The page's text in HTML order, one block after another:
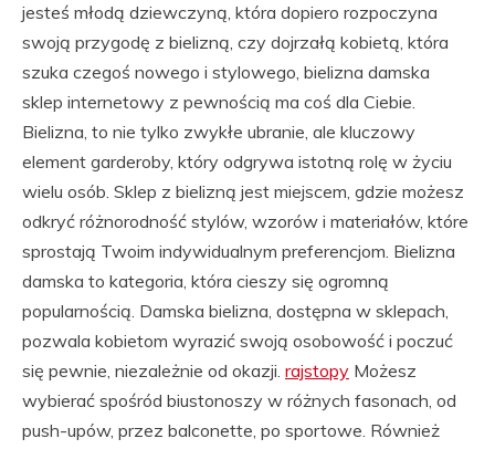
jesteś młodą dziewczyną, która dopiero rozpoczyna
swoją przygodę z bielizną, czy dojrzałą kobietą, która
szuka czegoś nowego i stylowego, bielizna damska
sklep internetowy z pewnością ma coś dla Ciebie.
Bielizna, to nie tylko zwykłe ubranie, ale kluczowy
element garderoby, który odgrywa istotną rolę w życiu
wielu osób. Sklep z bielizną jest miejscem, gdzie możesz
odkryć różnorodność stylów, wzorów i materiałów, które
sprostają Twoim indywidualnym preferencjom. Bielizna
damska to kategoria, która cieszy się ogromną
popularnością. Damska bielizna, dostępna w sklepach,
pozwala kobietom wyrazić swoją osobowość i poczuć
się pewnie, niezależnie od okazji. rajstopy Możesz
wybierać spośród biustonoszy w różnych fasonach, od
push-upów, przez balconette, po sportowe. Również